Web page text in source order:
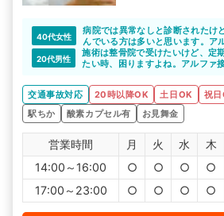
40代女性
病院では異常なしと診断されたけ
んでいる方は多いと思います。ア
ンセリング・体の状態の確認を行
う施術を提案してくれます。時間
20代男性
施術は整骨院で受けたいけど、定
たい時、困りますよね。アルファ
で、相談しやすいですね。
交通事故対応 20時以降OK 土日OK 祝日
駅ちか
酸素カプセル有 お見舞金
営業時間 月 火 水 木
14:00～16:00
○ ○ ○ ○
17:00～23:00
○ ○ ○ ○